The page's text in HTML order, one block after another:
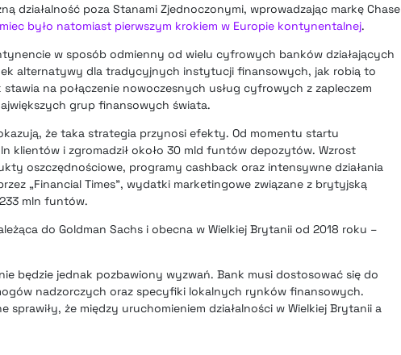
działalność poza Stanami Zjednoczonymi, wprowadzając markę Chase
było natomiast pierwszym krokiem w Europie kontynentalnej.
w sposób odmienny od wielu cyfrowych banków działających
alternatywy dla tradycyjnych instytucji finansowych, jak robią to
na połączenie nowoczesnych usług cyfrowych z zapleczem
grup finansowych świata.
że taka strategia przynosi efekty. Od momentu startu
klientów i zgromadził około 30 mld funtów depozytów. Wzrost
oszczędnościowe, programy cashback oraz intensywne działania
„Financial Times”, wydatki marketingowe związane z brytyjską
mln funtów.
do Goldman Sachs i obecna w Wielkiej Brytanii od 2018 roku –
będzie jednak pozbawiony wyzwań. Bank musi dostosować się do
nadzorczych oraz specyfiki lokalnych rynków finansowych.
sprawiły, że między uruchomieniem działalności w Wielkiej Brytanii a